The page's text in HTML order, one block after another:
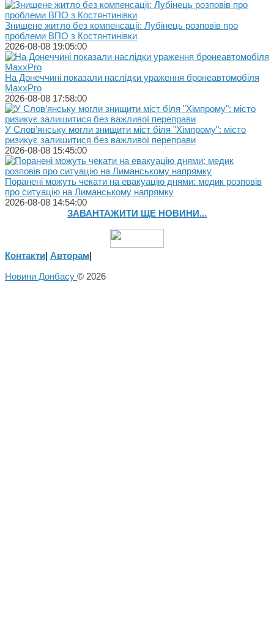
Знищене житло без компенсації: Лубінець розповів про
проблеми ВПО з Костянтинівки
2026-08-08 19:05:00
На Донеччині показали наслідки ураження бронеавтомобіля
MaxxPro
2026-08-08 17:58:00
У Слов’янську могли знищити міст біля "Хімпрому": місто
ризикує залишитися без важливої переправи
2026-08-08 15:45:00
Поранені можуть чекати на евакуацію днями: медик розповів
про ситуацію на Лиманському напрямку
2026-08-08 14:54:00
ЗАВАНТАЖИТИ ЩЕ НОВИНИ...
Контакти| Авторам|
Новини Донбасу © 2026